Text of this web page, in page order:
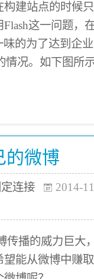
建站点的时候
这一问题，
的为了达到企
情况。如下图所
的微博
定连接
2014-
传播的威力巨大
能从微博中赚